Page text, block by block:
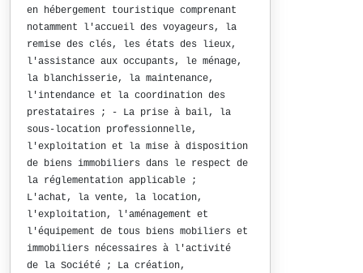
en hébergement touristique comprenant
notamment l'accueil des voyageurs, la
remise des clés, les états des lieux,
l'assistance aux occupants, le ménage,
la blanchisserie, la maintenance,
l'intendance et la coordination des
prestataires ; - La prise à bail, la
sous-location professionnelle,
l'exploitation et la mise à disposition
de biens immobiliers dans le respect de
la réglementation applicable ;
L'achat, la vente, la location,
l'exploitation, l'aménagement et
l'équipement de tous biens mobiliers et
immobiliers nécessaires à l'activité
de la Société ; La création,